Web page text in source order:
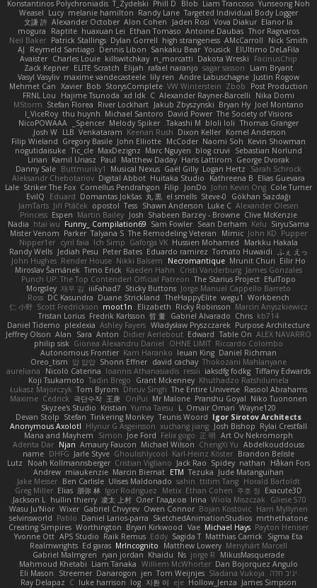
Yunseong Noh
Liam Trancoso
Blob
Phill D
T_Zydelski
Konstantinos Polychroniadis
Targeted Individual Body Logger
Randy Lane
melanie hamilton
Lucy
Weasel
Elanor la
Vova Diakur
Jaden Rosi
Alon Cohen
Alexander October
文謙 許
Thor Ragnaros
Antoine Daubas
Ethan Tomaso
huaxuan Lei
Raptite
mogura
Nick Smith
AMcCarroll
high strangeness
Dylan Gorrell
Patrick Stallings
Neil Baker
ElUltimo DeLaFila
Yousick
Sankaku Bear
Dennis Libon
Reymeld Santiago
AJ
FacinusChip
Dakota Wreski
n_morcatti
killswitchkay
Charles Louie
Avaister
Liam Bryant
sagar sasson
rafael naranjo
Elijah
ELITE Scratch
Zack Kepner
Justin Rogow
Andre Labuschagne
lily ren
maxime vandecasteele
Vasyl Vasyliv
Post Production
Zbob
VW Winterstein
StorysComplete
Bob
Xavier
Mehmet Can
Nika Domi
Alexander Rayner-Barcelli
C
xd Idk
Hajime Tsunoda
FRNL Lou
Joel Montano
Bryan Hy
Jakub Zbyszynski
River Lockhart
Stefan Florea
MStorm
The Society of Visions
David Power
Michael Santoro
thu huynh
I_ViceRoy
Thomas Granger
bloli loli
Takashi M.
Melody Spiker
Spencer_
NicoPOWAAA
Kornel Anderson
Dixon Keller
Keenan Rush
Venkataram
LLB
Josh W.
Kevin Showman
Naomi Soh
McCoder
John Elliotte
Gregory Basile
Filip Wieland
Sebastian Norlund
blog cruvi
Marc Nguyen
MaxDezignz
Tic_cle
nogutidaisuke
George Dvorak
Haris Lattirom
Matthew Daday
Paul
Kamil Uriasz
Lirian
Sarah Schrock
Logan Hertz
Gaël Gilly
Musical Nexus
Buttmunky1
Danny Sale
Elias Guevara
Kathreena B
Huitaka Studio
Digital Abbot
Aleksandr Chebotariov
Cole Turner
John Kevin Ong
JonDo
Filip
Cornellus Pendrahgon
Striker The Fox
Lale
Gökhan Sazdağı
Steve-0
el smells
丸 黒
Domantas Jokšas
Eduard
EvilQ
Alexander Olesen
Luke C
Shawn Anderson
Tess
opostol
Jiří Ptáček
JamTarts
Clive McKenzie
Shabeen Barzey - Browne
Josh
Martin Bailey
Espen
Princess
SiryuSama
Kelu
Sean Derham
Sam Fowler
Funny_ Compilation69
htai wu
Nadia
Pupper
John KD
Mimic
The Remodeling Veteran
Talyana S
Parker
Mister Venom
Markku Hakala
Hussien Mohamed
Gaforga VK
Ich Simp
cyril faia
Nipper1er
ふぇ えっ
Tomato Huwaidi
Eduardo ramirez
Peter Bates
Jediah Pesu
Randy Wells
Eilir Ho
Mrunit Churi
Necromantique
Nikki Balsem
Render House
John Hughes
James Gonzales
Cristi Vanderburg
Kaeden Hahn
Timo Erick
Miroslav Šamánek
EfulTopo
The Starius Project
Punch UP: The Top Contender! Official Patreon
Jorge Manuel Cappello Barreto
Sticky Buttons
iiiFahad7
재우 김
Morgsley
Workbench
wegu1
TheHappyElite
Duane Strickland
DC Kasundra
Ross
Marcin Anyszkiewicz
Ricky Robinson
Elizabeth
moot1n
Scott Fredrickson
仁 小野
kb714
Chris
Gabriel Alvarado
哲 董
Fredrik Karlsson
Tristan Lorius
Purpose Architecture
Władysław Pryszczarek
Ashley Fayers
plexlexia
Daniel Tidemo
ALEX NAVARRO
Table On
Edward
Didier Aerlebout
Anton
Sara
Alan
Jeffrey Olson
Riccardo Colombo
OHNE LIMIT
Gionea Alexandru Daniel
philip sisk
Daniel Richman
Ieuan King
Karri Haranko
Autonomous Frontier
Thokozani Mahlanyane
david cachay
Shonn Effner
얍 얍얍
Oreo_tism
Tiffany Edwards
iaksdfg fodkg
ressii
Ioannis Athanasiadis
Nicolò Caterina
aureliana
Khuthadzo Ratshilumela
Grant Mckenney
Tadin Brego
Koji Tsukamoto
Rasool Abrahams
The Entire Universe
Dhruv Singh
Tom Byrom
Łukasz Majorczyk
Niko Tuononen
Pranshu Goyal
Mr Malone
OnPui
王庚
극단수작
Cédrick
Maxime
Wayne120
Omair Omari
L
Yuma Taesu
Kristian
Skyzee's Studio
Igor Sirotov Architects
Teunis Woord
Tinkering Monkey
Stefan
Devan Stolp
Rylai Crestfall
Josh Bishop
xuchang jiang
Hlynur G Asgeirsson
Anonymous Axolotl
Art Ov Nekromorph
正 明
Felix gogo
Joe Ford
Simon
Mana and Mayhem
Abdelkouddouss
ChengXi Yu
Michael Wilson
Amaury Faucon
Njan
Adenta Dar
Brandon Belisle
Karl-Heinz Köster
Ghoulishlycool
Jarle Styve
DHFG
name
Håkan Fors
nathan
Spidey
Jack Rao
Cristian Vigliano
Noah Kollmannsberger
Lutz
Jude Matanguihan
Tezuka
ETM
Marcin Biernat
miaukenzie
Andrew
Horald Bartoldt
ttitim Tang
sahin
Ulises Maldonado
Ben Carlisle
Jake Messer
Exacute3D
주호 정
Ethan Cohen
Metix
Igor Rodriguez
朋弥 林
Elias
Greg Miller
Gliese 570
Wiola Miszczak
Irina
Олег Гладков
凌太 上村
hullin thierry
Jackson L.
Harri Myllynen
Bojan Kostovic
Owen Connor
Gabriel Chvyrev
Wixer
Wasu Ju'Nior
mrthethatone
SketchedAnimationStudios
Daniel Larios-parra
Pablo
selvinsworld
Payton Heniser
Michael Hays
Vae
Bryan Kirkwood
Worthington
Creating Simpires
Sigma Eta
Matthias Carrick
Sagida T
Eddy
Raik Remus
APS Studio
Yvonne Ott
Menyhárt Marcell
Matthew Lowery
MrIncognito
Ed garas
Realmwrights
MikusMasquerade
jorge R
Ns
Khaidu
ryan jordan
Gabriel Malmgren
Dan Bojorquez Angulo
Williem McWhorter
Liam Tanaka
Mahmoud Khetabi
יניב חלה
Sladana Vukoja
Tom Weijnjes
jen
Danarogon
Streemer
Eli Mason
James Simpson
Hollow_Jenza
eje
지환 이
log
luke harrison
C
Ray Delapaz